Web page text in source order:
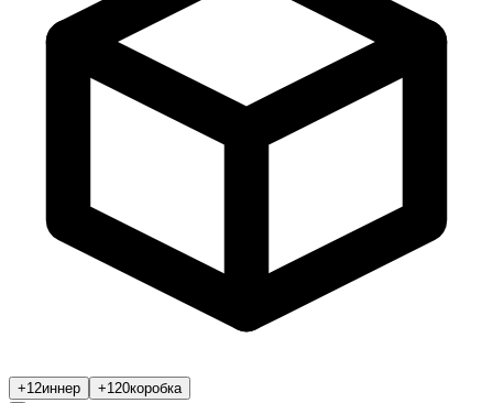
+12иннер +120коробка